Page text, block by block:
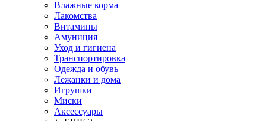
Влажные корма
Лакомства
Витамины
Амуниция
Уход и гигиена
Транспортировка
Одежда и обувь
Лежанки и дома
Игрушки
Миски
Аксессуары